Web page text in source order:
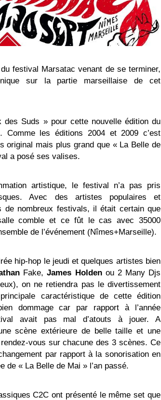
festival Marsatac venant de se terminer,
sur la partie marseillaise de cet
des Suds » pour cette nouvelle édition du
Comme les éditions 2004 et 2009 c’est
original mais plus grand que « La Belle de
a posé ses valises.
artistique, le festival n’a pas pris
Avec des artistes populaires et
de nombreux festivals, il était certain que
comble et ce fût le cas avec 35000
de l’événement (Nîmes+Marseille).
hip-hop le jeudi et quelques artistes bien
Fake,James Holdenou 2 Many Djs
on ne retiendra pas le divertissement
caractéristique de cette édition
dommage car par rapport à l’année
avait pas mal d’atouts à jouer. A
scène extérieure de belle taille et une
vous sur chacune des 3 scènes. Ce
par rapport à la sonorisation en
de « La Belle de Mai » l’an passé.
C2C ont présenté le même set que